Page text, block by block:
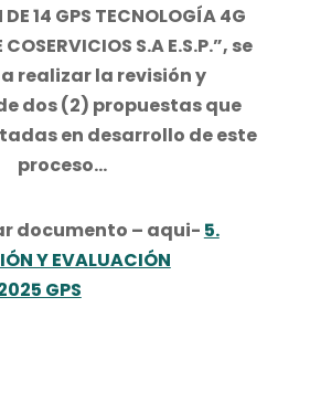
14 GPS TECNOLOGÍA 4G
S.A E.S.P.”, se
realizar la revisión y
dos (2) propuestas que
en desarrollo de este
proceso…
documento – aqui- 5.
Y EVALUACIÓN
GPS